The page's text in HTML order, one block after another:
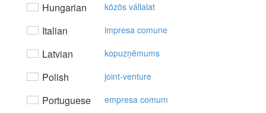
Hungarian közös vállalat
Italian impresa comune
Latvian kopuzņēmums
Polish joint-venture
Portuguese empresa comum